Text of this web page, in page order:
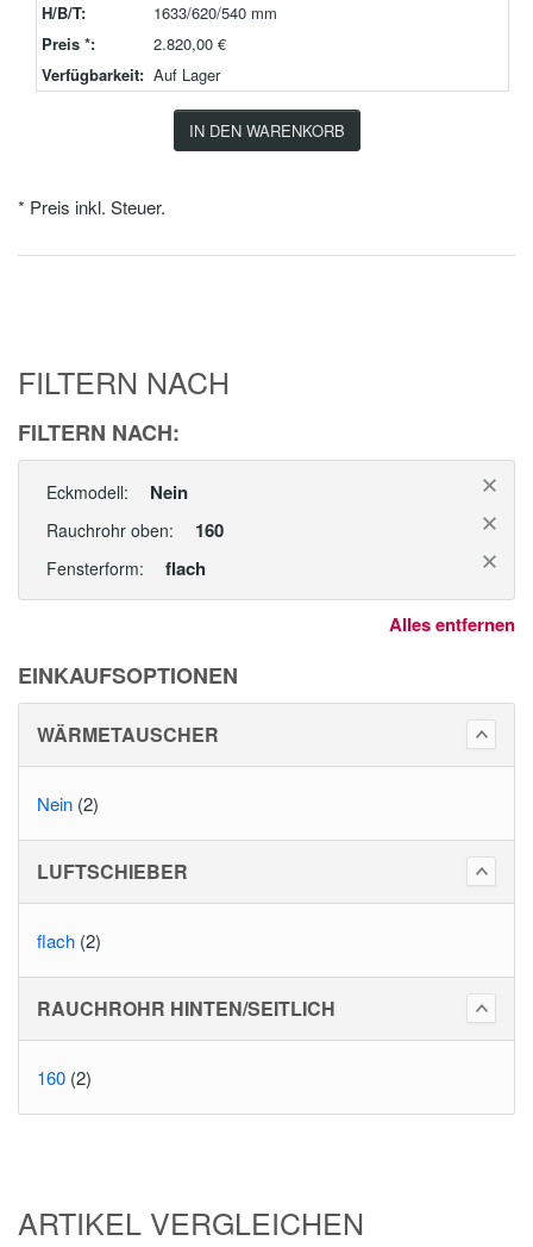
H/B/T:
1633/620/540 mm
Preis *:
2.820,00 €
Verfügbarkeit: Auf Lager
IN DEN WARENKORB
* Preis inkl. Steuer.
FILTERN NACH
FILTERN NACH:
Eckmodell: Nein
Rauchrohr oben: 160
Fensterform: flach
Alles entfernen
EINKAUFSOPTIONEN
WÄRMETAUSCHER
Nein (2)
LUFTSCHIEBER
flach (2)
RAUCHROHR HINTEN/SEITLICH
160 (2)
ARTIKEL VERGLEICHEN